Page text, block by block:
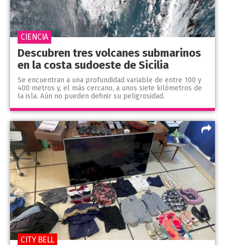
Descubren tres volcanes submarinos
en la costa sudoeste de Sicilia
Se encuentran a una profundidad variable de entre 100 y
400 metros y, el más cercano, a unos siete kilómetros de
la isla. Aún no pueden definir su peligrosidad.
CIENCIA
CITY BELL